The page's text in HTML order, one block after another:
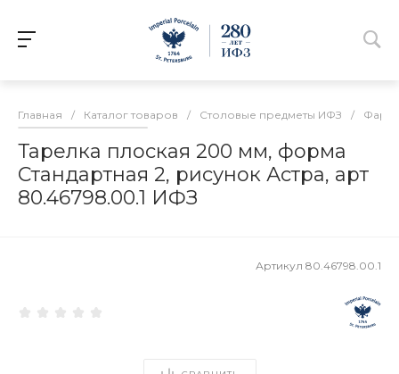
Главная / Каталог товаров / Столовые предметы ИФЗ /
Тарелка плоская 200 мм, форма
Стандартная 2, рисунок Астра, арт
80.46798.00.1 ИФЗ
Артикул 80.46798.00.1